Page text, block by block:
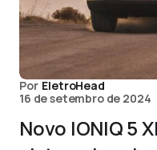
Por EletroHead
16 de setembro de 2024
Novo IONIQ 5